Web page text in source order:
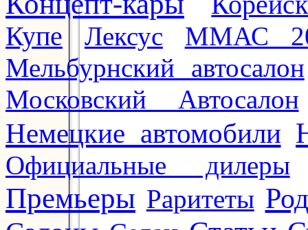
Купе
Лексус ММАС
Мельбурнский автосалон
Московский Автосалон
Немецкие автомобили
Официальные дилеры
Премьеры Раритеты